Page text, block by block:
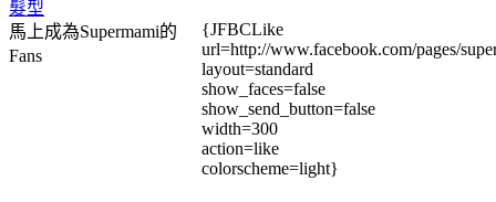
髮型
馬上成為Supermami的
Fans
{JFBCLike
url=http://www.facebook.com/pages/
layout=standard
show_faces=false
show_send_button=false
width=300
action=like
colorscheme=light}